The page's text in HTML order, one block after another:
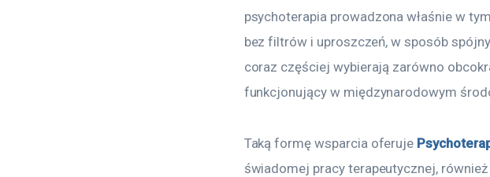
psychoterapia prowadzona właśnie w
bez filtrów i uproszczeń, w sposób
coraz częściej wybierają zarówno
funkcjonujący w międzynarodowym
Taką formę wsparcia oferuje
świadomej pracy terapeutycznej,